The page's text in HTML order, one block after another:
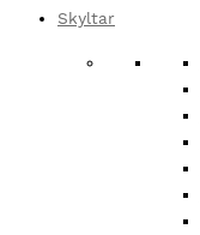
Skyltar